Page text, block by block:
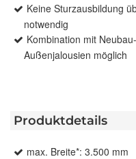
Keine Sturzausbildung
notwendig
Kombination mit
Außenjalousien möglich
Produktdetails
max. Breite*: 3.500 mm